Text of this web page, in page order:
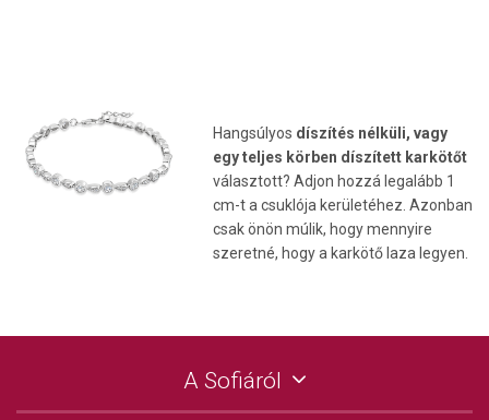
Hangsúlyos díszítés nélküli, vagy
egy teljes körben díszített karkötőt
választott? Adjon hozzá legalább 1
cm-t a csuklója kerületéhez. Azonban
csak önön múlik, hogy mennyire
szeretné, hogy a karkötő laza legyen.
A Sofiáról